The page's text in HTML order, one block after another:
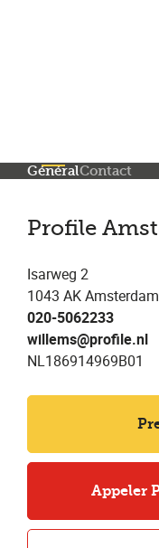
GénéralContact
Profile
Isarweg 2
1043 AK Amsterdam
020-5062233
willems@profile.nl
NL186914969B01
Appeler